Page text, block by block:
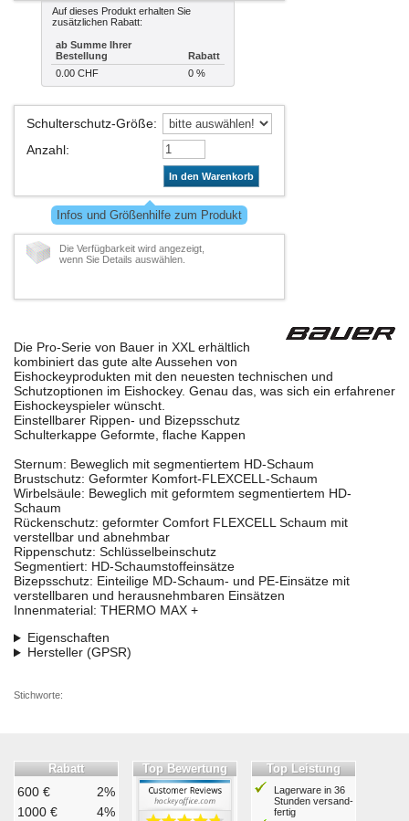
Auf dieses Produkt erhalten Sie
zusätzlichen Rabatt:
ab Summe Ihrer
Bestellung
Rabatt
0.00 CHF
0 %
Schulterschutz-Größe:
Anzahl:
In den Warenkorb
Infos und Größenhilfe zum Produkt
Die Verfügbarkeit wird angezeigt,
wenn Sie Details auswählen.
Die Pro-Serie von Bauer in XXL erhältlich
kombiniert das gute alte Aussehen von
Eishockeyprodukten mit den neuesten technischen und
Schutzoptionen im Eishockey. Genau das, was sich ein erfahrener
Eishockeyspieler wünscht.
Einstellbarer Rippen- und Bizepsschutz
Schulterkappe Geformte, flache Kappen
Sternum: Beweglich mit segmentiertem HD-Schaum
Brustschutz: Geformter Komfort-FLEXCELL-Schaum
Wirbelsäule: Beweglich mit geformtem segmentiertem HD-
Schaum
Rückenschutz: geformter Comfort FLEXCELL Schaum mit
verstellbar und abnehmbar
Rippenschutz: Schlüsselbeinschutz
Segmentiert: HD-Schaumstoffeinsätze
Bizepsschutz: Einteilige MD-Schaum- und PE-Einsätze mit
verstellbaren und herausnehmbaren Einsätzen
Innenmaterial: THERMO MAX +
Eigenschaften
Hersteller (GPSR)
Stichworte:
Rabatt
600 €
2%
1000 €
4%
Top Bewertung Top Leistung
Lagerware in 36
Stunden ver­sand­
fertig